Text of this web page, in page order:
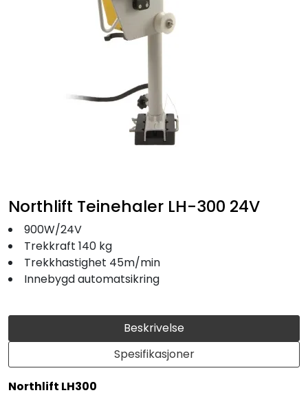
Beskrivelse
Spesifikasjoner
Northlift LH300
Northlift Teinehaler LH-300 24V
900W/24V
Trekkraft 140 kg
Trekkhastighet 45m/min
Innebygd automatsikring
Fritid/Sikkerhet